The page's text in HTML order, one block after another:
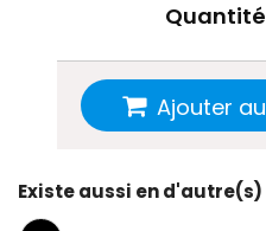
Quantité
Ajouter
Existe aussi en